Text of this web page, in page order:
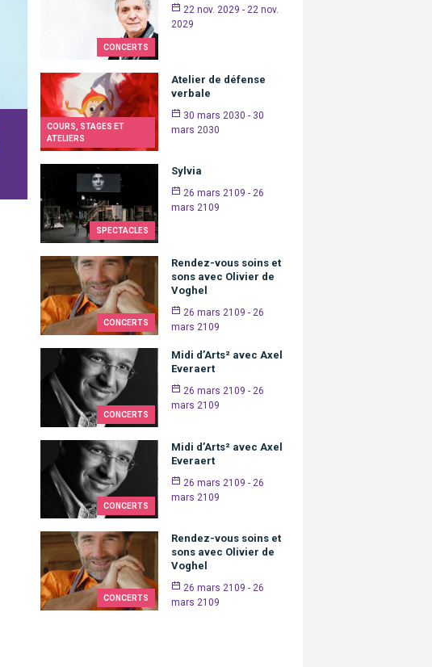
CONCERTS
22 nov. 2029 - 22 nov.
2029
COURS, STAGES ET
ATELIERS
Atelier de défense
verbale
30 mars 2030 - 30
mars 2030
SPECTACLES
Sylvia
26 mars 2109 - 26
mars 2109
CONCERTS
Rendez-vous soins et
sons avec Olivier de
Voghel
26 mars 2109 - 26
mars 2109
CONCERTS
Midi d’Arts² avec Axel
Everaert
26 mars 2109 - 26
mars 2109
CONCERTS
Midi d’Arts² avec Axel
Everaert
26 mars 2109 - 26
mars 2109
CONCERTS
Rendez-vous soins et
sons avec Olivier de
Voghel
26 mars 2109 - 26
mars 2109